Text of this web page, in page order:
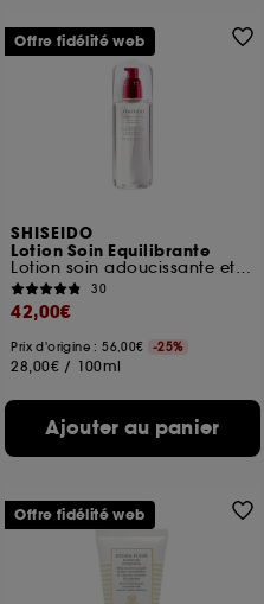
SHISEIDO
Lotion Soin Equilibrante
Lotion soin adoucissante et purifiante
30
42,00€
Prix d'origine : 56,00€ -25%
28,00€ / 100ml
Ajouter au panier
Offre fidélité web
Offre fidélité web